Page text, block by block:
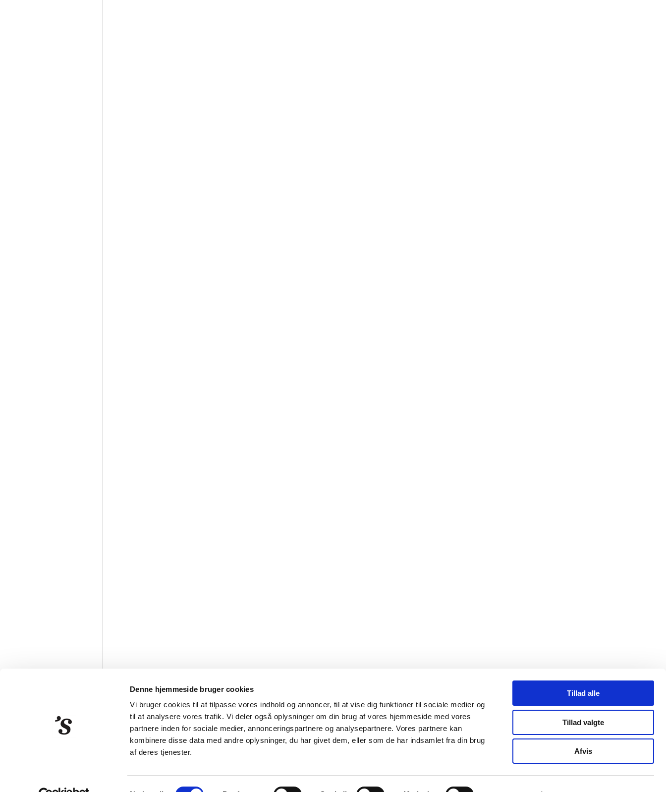
Denne hjemmeside bruger cookies
Vi bruger cookies til at tilpasse vores indhold og annoncer, til at vise dig funktioner til sociale medier og
til at analysere vores trafik. Vi deler også oplysninger om din brug af vores hjemmeside med vores
partnere inden for sociale medier, annonceringspartnere og analysepartnere. Vores partnere kan
kombinere disse data med andre oplysninger, du har givet dem, eller som de har indsamlet fra din brug
af deres tjenester.
Samtykkevalg
Tillad alle
Tillad valgte
Afvis
Strandberg Publishing Klareboderne 3 DK-1115 København K CVR nr. 58200115 tel: +45 8882 6610
mail@strandbergpublishing.dk